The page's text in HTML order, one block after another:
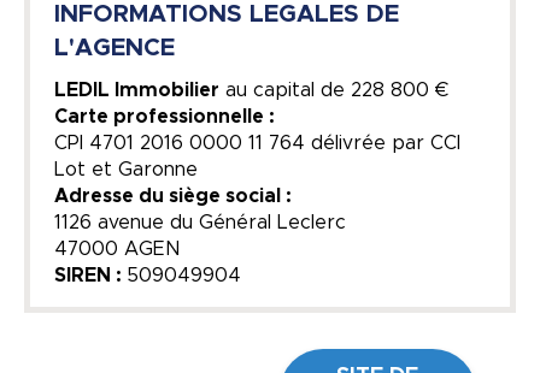
INFORMATIONS LEGALES DE
L'AGENCE
LEDIL Immobilier au capital de 228 800 €
Carte professionnelle :
CPI 4701 2016 0000 11 764 délivrée par CCI
Lot et Garonne
Adresse du siège social :
1126 avenue du Général Leclerc
47000 AGEN
SIREN : 509049904